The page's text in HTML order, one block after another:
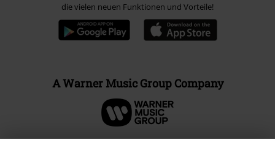
die vielen neuen Funktionen und Vorteile!
A Warner Music Group Company